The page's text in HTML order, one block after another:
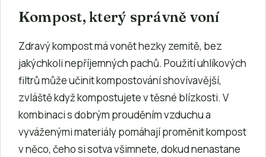
Kompost, který správně voní
Zdravý kompost má vonět hezky zemitě, bez
jakýchkoli nepříjemných pachů. Použití uhlíkových
filtrů může učinit kompostování shovívavější,
zvláště když kompostujete v těsné blízkosti. V
kombinaci s dobrým prouděním vzduchu a
vyváženými materiály pomáhají proměnit kompost
v něco, čeho si sotva všimnete, dokud nenastane